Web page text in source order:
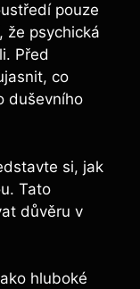
pouze
že psychická
Před
co
duševního
si, jak
Tato
důvěru v
hluboké